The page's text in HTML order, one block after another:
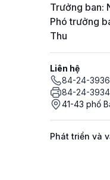
Trưởng ban:
Phó trưởng
Thu
Liên hệ
84-24-
84-24-
41-43 phố
Phát triển và